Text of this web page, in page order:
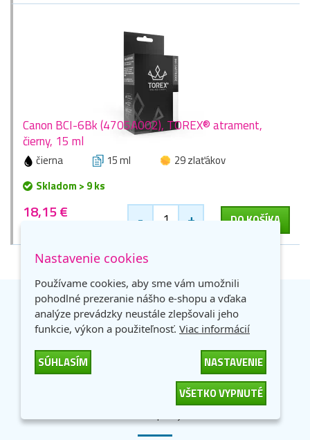
Canon BCI-6Bk (4705A002), TOREX® atrament,
čierny, 15 ml
čierna 15 ml
29 zlaťákov
Skladom > 9 ks
18,15 € - + DO KOŠÍKA
Prečonakupovať u nás?
Tonery overené zákazníkmi
98% zákazníkov odporúča nákup na základni
Nastavenie cookies
Používame cookies, aby sme vám umožnili
pohodlné prezeranie nášho e-shopu a vďaka
analýze prevádzky neustále zlepšovali jeho
funkcie, výkon a použiteľnosť. Viac informácií
SÚHLASÍM
NASTAVENIE
VŠETKO VYPNUTÉ